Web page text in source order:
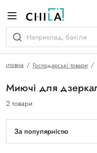
Головна Господарські товари
Миючі для
2 товари
За популярністю
гамі